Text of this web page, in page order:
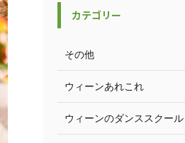
カテゴリー
その他
ウィーンあれこれ
ウィーンのダンススクール